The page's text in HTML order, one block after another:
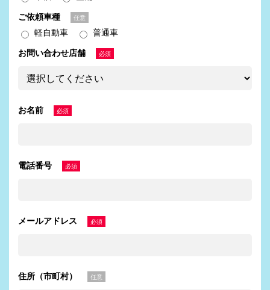
ご依頼車種 任意
軽自動車 普通車
お問い合わせ店舗 必須
お名前 必須
電話番号 必須
メールアドレス 必須
住所（市町村） 任意